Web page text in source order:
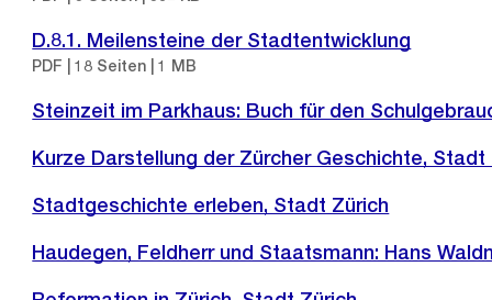
D.8.1. Meilensteine der Stadtentwicklung
PDF | 18 Seiten | 1 MB
Externer
Link:
Steinzeit im Parkhaus: Buch für den
Kurze Darstellung der Zürcher Geschichte, Stadt
Stadtgeschichte erleben, Stadt Zürich
Externer
Link:
Haudegen, Feldherr und Staatsmann: Hans